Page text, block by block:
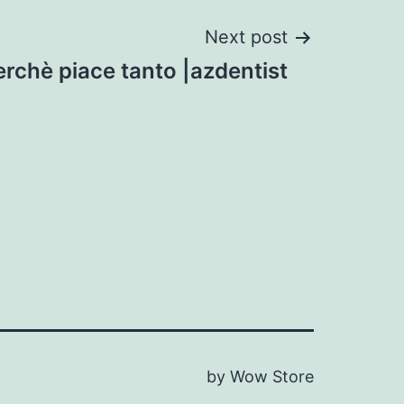
Next post
piace tanto |azdentist
by Wow Store